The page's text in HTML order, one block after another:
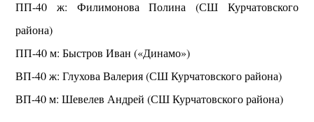
ПП-40 ж: Филимонова Полина (СШ Курчатовского
района)
ПП-40 м: Быстров Иван («Динамо»)
ВП-40 ж: Глухова Валерия (СШ Курчатовского района)
ВП-40 м: Шевелев Андрей (СШ Курчатовского района)